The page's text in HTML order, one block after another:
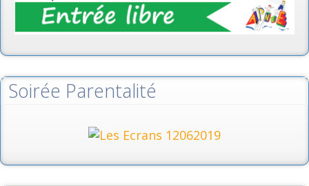
Soirée Parentalité